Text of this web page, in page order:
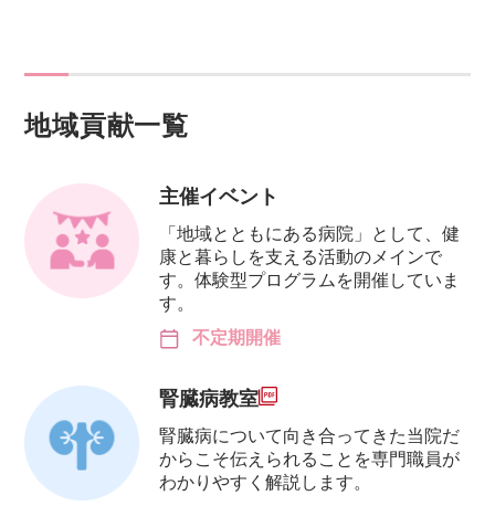
地域貢献一覧
主催イベント
「地域とともにある病院」として、健
康と暮らしを支える活動のメインで
す。体験型プログラムを開催していま
す。
不定期開催
腎臓病教室
腎臓病について向き合ってきた当院だ
からこそ伝えられることを専門職員が
わかりやすく解説します。